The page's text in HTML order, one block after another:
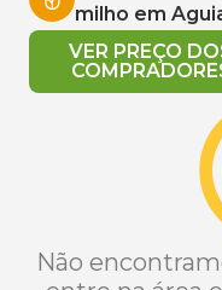
milho em
VER PREÇO
Não